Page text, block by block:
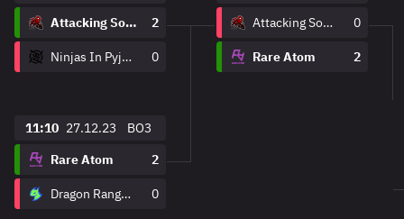
Attacking Soul Esports
2
Ninjas In Pyjamas 0
11:10 27.12.23
BO3
Rare Atom
2
Dragon Ranger Gaming 0
Attacking Soul Esports
0
Rare Atom 2